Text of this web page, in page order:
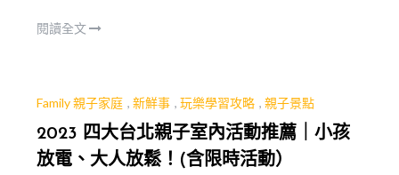
推薦大家宜蘭的活動景點喔！宜蘭除了車程方便，
閱讀全文
Family 親子家庭 ,新鮮事 ,玩樂學習攻略 ,親子景點
2023 四大台北親子室內活動推薦｜小孩
放電、大人放鬆！(含限時活動）